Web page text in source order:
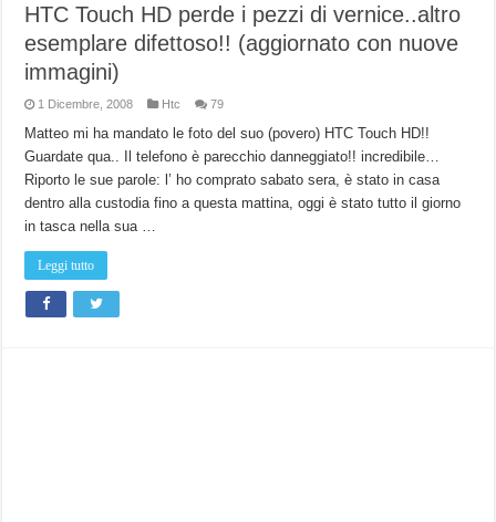
HTC Touch HD perde i pezzi di vernice..altro
esemplare difettoso!! (aggiornato con nuove
immagini)
1 Dicembre, 2008 Htc 79
Matteo mi ha mandato le foto del suo (povero) HTC Touch HD!!
Guardate qua.. Il telefono è parecchio danneggiato!! incredibile…
Riporto le sue parole: l’ ho comprato sabato sera, è stato in casa
dentro alla custodia fino a questa mattina, oggi è stato tutto il giorno
in tasca nella sua …
Leggi tutto